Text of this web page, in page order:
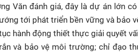
Văn đánh giá, đây là dự án lớn
tới phát triển bền vững và bảo
hành động thiết thực giải quyết
và bảo vệ môi trường; chỉ đạo